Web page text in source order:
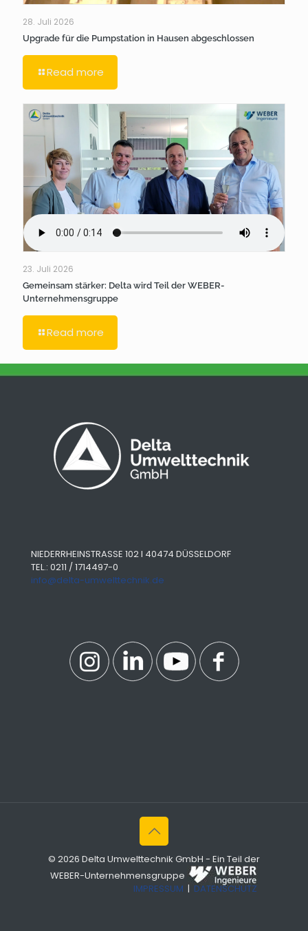
28. Juli 2026
Upgrade für die Pumpstation in Hausen abgeschlossen
Read more
23. Juli 2026
Gemeinsam stärker: Delta wird Teil der WEBER-
Unternehmensgruppe
Read more
NIEDERRHEINSTRASSE 102 I 40474 DÜSSELDORF
TEL.: 0211 / 1714497-0
info@delta-umwelttechnik.de
© 2026 Delta Umwelttechnik GmbH - Ein Teil der
WEBER-Unternehmensgruppe
IMPRESSUM | DATENSCHUTZ